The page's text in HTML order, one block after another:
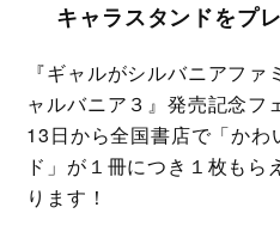
キャラスタンドをプ
『ギャルがシルバニアフ
ャルバニア３』発売記念フ
13日から全国書店で「かわ
ド」が１冊につき１枚もら
ります！